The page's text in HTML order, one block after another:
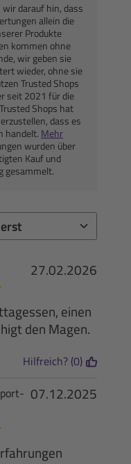
darauf hin, dass
allein die
Produkte
kommen ohne
wir geben sie
wieder, ohne sie
Trusted Shops
seit 2021 für die
Shops hat
dass es
handelt. Mehr
wurden über
Kauf und
gesammelt.
27.02.2026
einen
den Magen.
Hilfreich? (0)
07.12.2025